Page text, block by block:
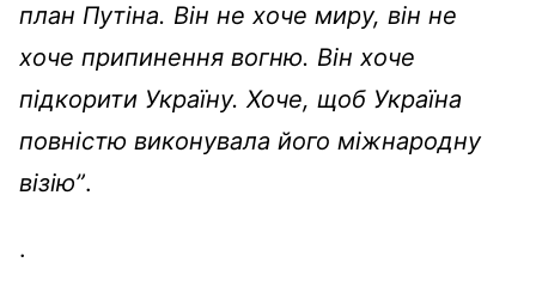
план Путіна. Він не хоче миру, він не
хоче припинення вогню. Він хоче
підкорити Україну. Хоче, щоб Україна
повністю виконувала його міжнародну
візію”.
.